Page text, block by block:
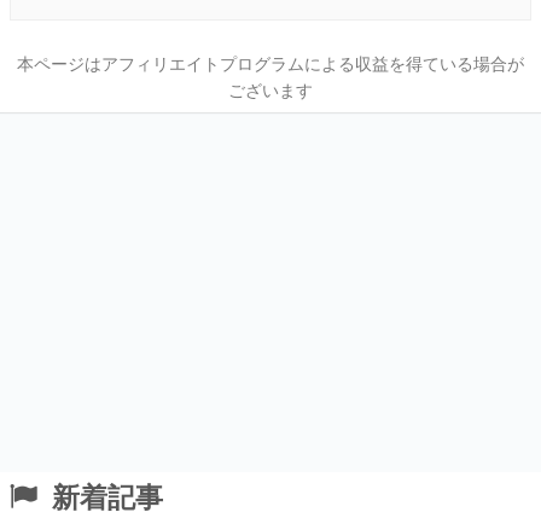
本ページはアフィリエイトプログラムによる収益を得ている場合が
ございます
新着記事